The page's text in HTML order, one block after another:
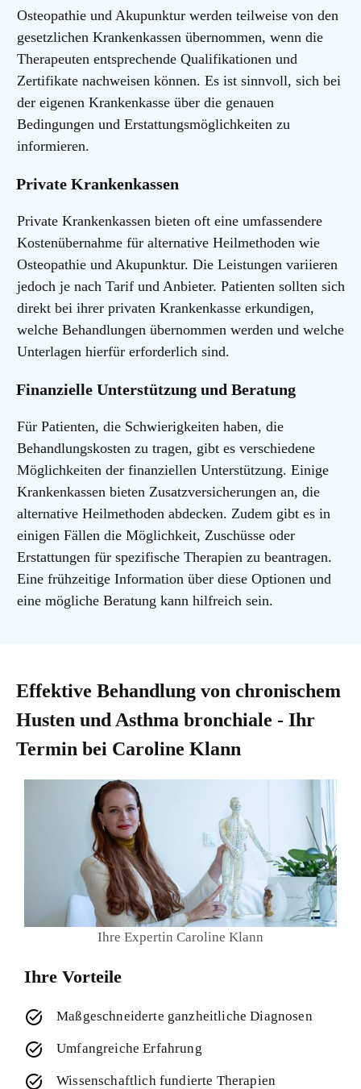
Osteopathie und Akupunktur werden teilweise von den
gesetzlichen Krankenkassen übernommen, wenn die
Therapeuten entsprechende Qualifikationen und
Zertifikate nachweisen können. Es ist sinnvoll, sich bei
der eigenen Krankenkasse über die genauen
Bedingungen und Erstattungsmöglichkeiten zu
informieren.
Private Krankenkassen
Private Krankenkassen bieten oft eine umfassendere
Kostenübernahme für alternative Heilmethoden wie
Osteopathie und Akupunktur. Die Leistungen variieren
jedoch je nach Tarif und Anbieter. Patienten sollten sich
direkt bei ihrer privaten Krankenkasse erkundigen,
welche Behandlungen übernommen werden und welche
Unterlagen hierfür erforderlich sind.
Finanzielle Unterstützung und Beratung
Für Patienten, die Schwierigkeiten haben, die
Behandlungskosten zu tragen, gibt es verschiedene
Möglichkeiten der finanziellen Unterstützung. Einige
Krankenkassen bieten Zusatzversicherungen an, die
alternative Heilmethoden abdecken. Zudem gibt es in
einigen Fällen die Möglichkeit, Zuschüsse oder
Erstattungen für spezifische Therapien zu beantragen.
Eine frühzeitige Information über diese Optionen und
eine mögliche Beratung kann hilfreich sein.
Effektive Behandlung von chronischem
Husten und Asthma bronchiale - Ihr
Termin bei Caroline Klann
Ihre Expertin Caroline Klann
Ihre Vorteile
Maßgeschneiderte ganzheitliche Diagnosen
Umfangreiche Erfahrung
Wissenschaftlich fundierte Therapien